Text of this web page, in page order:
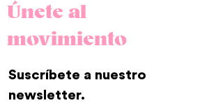
Únete al
movimiento
Suscríbete a nuestro
newsletter.